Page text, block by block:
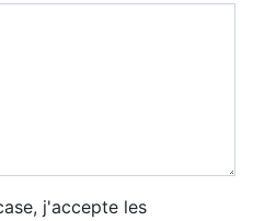
j'accepte les